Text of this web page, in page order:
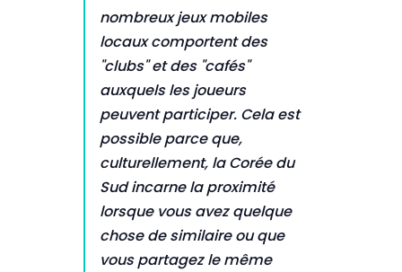
nombreux jeux mobiles
locaux comportent des
"clubs" et des "cafés"
auxquels les joueurs
peuvent participer. Cela est
possible parce que,
culturellement, la Corée du
Sud incarne la proximité
lorsque vous avez quelque
chose de similaire ou que
vous partagez le même